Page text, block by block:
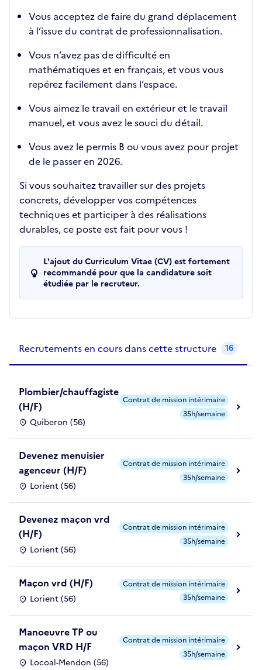
Vous acceptez de faire du grand déplacement
à l’issue du contrat de professionnalisation.
Vous n’avez pas de difficulté en
mathématiques et en français, et vous vous
repérez facilement dans l’espace.
Vous aimez le travail en extérieur et le travail
manuel, et vous avez le souci du détail.
Vous avez le permis B ou vous avez pour projet
de le passer en 2026.
Si vous souhaitez travailler sur des projets
concrets, développer vos compétences
techniques et participer à des réalisations
durables, ce poste est fait pour vous !
L'ajout du Curriculum Vitae (CV) est fortement
recommandé pour que la candidature soit
étudiée par le recruteur.
Recrutements en cours dans cette structure 16
Plombier/chauffagiste
(H/F)
Quiberon (56)
Contrat de mission intérimaire
35h/semaine
Devenez menuisier
agenceur (H/F)
Lorient (56)
Contrat de mission intérimaire
35h/semaine
Devenez maçon vrd
(H/F)
Lorient (56)
Contrat de mission intérimaire
35h/semaine
Maçon vrd (H/F)
Lorient (56)
Contrat de mission intérimaire
35h/semaine
Manoeuvre TP ou
maçon VRD H/F
Locoal-Mendon (56)
Contrat de mission intérimaire
35h/semaine